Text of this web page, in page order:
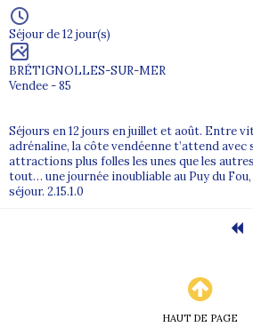
Séjour de 12 jour(s)
BRÉTIGNOLLES-SUR-MER
Vendee - 85
Séjours en 12 jours en juillet et août. Entre
adrénaline, la côte vendéenne t’attend avec
attractions plus folles les unes que les
tout… une journée inoubliable au Puy du
séjour. 2.15.1.0
HAUT DE PAGE